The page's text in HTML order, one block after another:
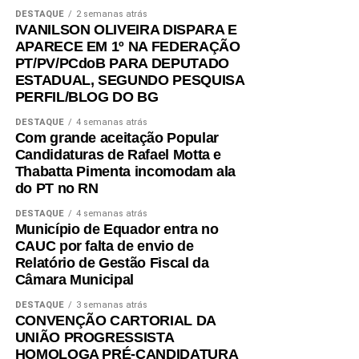
DESTAQUE 2 semanas atrás
IVANILSON OLIVEIRA DISPARA E
APARECE EM 1º NA FEDERAÇÃO
PT/PV/PCdoB PARA DEPUTADO
ESTADUAL, SEGUNDO PESQUISA
PERFIL/BLOG DO BG
DESTAQUE 4 semanas atrás
Com grande aceitação Popular
Candidaturas de Rafael Motta e
Thabatta Pimenta incomodam ala
do PT no RN
DESTAQUE 4 semanas atrás
Município de Equador entra no
CAUC por falta de envio de
Relatório de Gestão Fiscal da
Câmara Municipal
DESTAQUE 3 semanas atrás
CONVENÇÃO CARTORIAL DA
UNIÃO PROGRESSISTA
HOMOLOGA PRÉ-CANDIDATURA